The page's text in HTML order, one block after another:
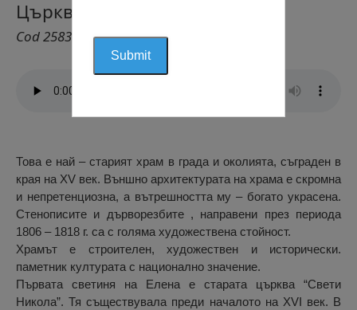
Църква „Св. Никола”, Елена
Cod 2583
Това е най – старият храм в града и околията, съграден в
края на XV век. Външно архитектурата на храма е скромна
и непретенциозна, а вътрешността му – богато украсена.
Стенописите и дърворезбите , направени през периода
1806 – 1818 г. са с голяма художествена стойност.
Храмът е строителен, художествен и исторически.
паметник културата с национално значение.
Първата светиня на Елена е старата църква “Свети
Никола”. Тя съществувала преди началото на ХVІ век. В